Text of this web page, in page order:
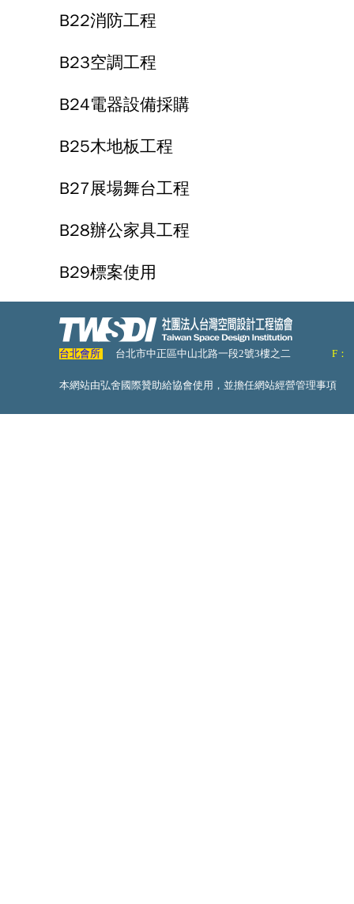
B22消防工程
B23空調工程
B24電器設備採購
B25木地板工程
B27展場舞台工程
B28辦公家具工程
B29標案使用
台北會所 台北市中正區中山北路一段2號3樓之二 F：
本網站由弘舍國際贊助給協會使用，並擔任網站經營管理事項